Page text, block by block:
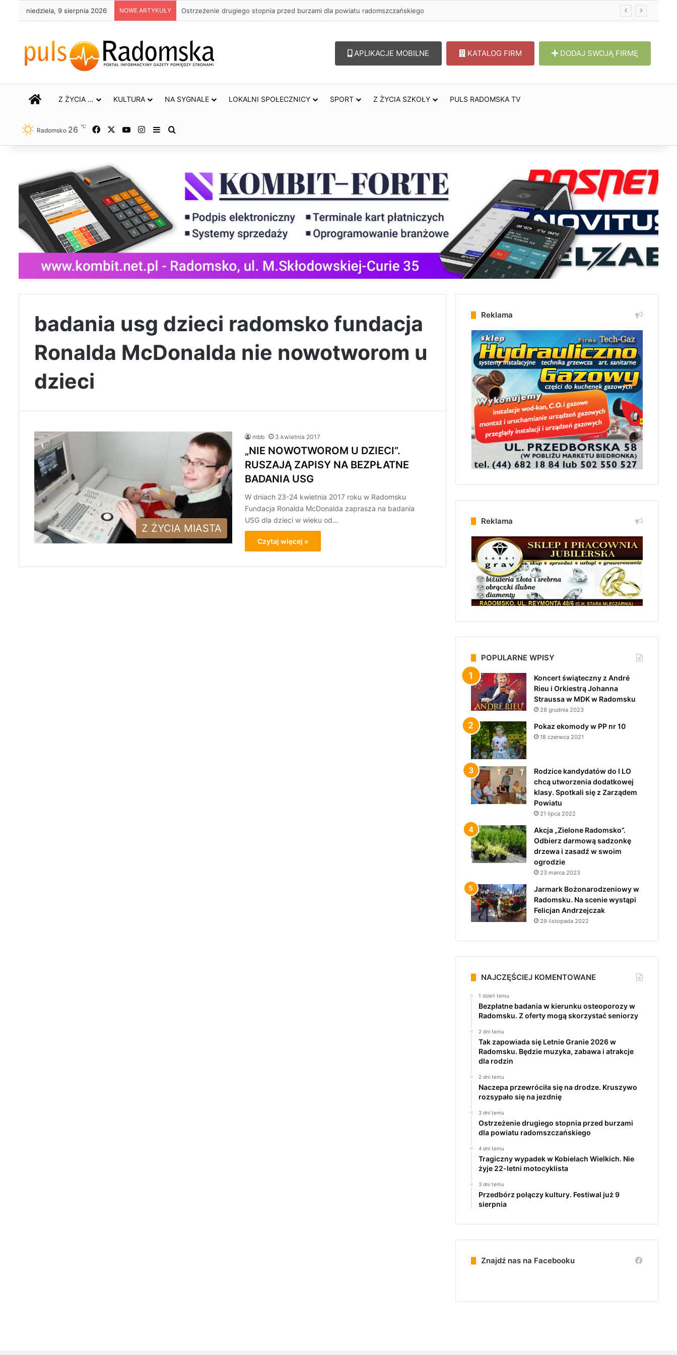
niedziela, 9 sierpnia 2026 NOWE ARTYKUŁY Ostrzeżenie drugiego stopnia przed burzami dla powiatu radomszczańskiego
APLIKACJE MOBILNE KATALOG FIRM DODAJ SWOJĄ FIRMĘ
STRONA GŁÓWNA
Z ŻYCIA … KULTURA NA SYGNALE LOKALNI SPOŁECZNICY SPORT Z ŻYCIA SZKOŁY PULS RADOMSKA TV
Radomsko 26 ℃ Facebook YouTubeInstagram
Sidebar
badania usg dzieci radomsko fundacja
Ronalda McDonalda nie nowotworom u
dzieci
Z ŻYCIA MIASTA
mbb 3 kwietnia 2017
„NIE NOWOTWOROM U DZIECI”.
RUSZAJĄ ZAPISY NA BEZPŁATNE
BADANIA USG
W dniach 23-24 kwietnia 2017 roku w Radomsku
Fundacja Ronalda McDonalda zaprasza na badania
USG dla dzieci w wieku od…
Czytaj więcej »
Reklama
Reklama
POPULARNE WPISY
Koncert świąteczny z André
Rieu i Orkiestrą Johanna
Straussa w MDK w Radomsku
28 grudnia 2023
Pokaz ekomody w PP nr 10
18 czerwca 2021
Rodzice kandydatów do I LO
chcą utworzenia dodatkowej
klasy. Spotkali się z Zarządem
Powiatu
21 lipca 2022
Akcja „Zielone Radomsko”.
Odbierz darmową sadzonkę
drzewa i zasadź w swoim
ogrodzie
23 marca 2023
Jarmark Bożonarodzeniowy w
Radomsku. Na scenie wystąpi
Felicjan Andrzejczak
29 listopada 2022
NAJCZĘŚCIEJ KOMENTOWANE
1 dzień temu
Bezpłatne badania w kierunku osteoporozy w
Radomsku. Z oferty mogą skorzystać seniorzy
2 dni temu
Tak zapowiada się Letnie Granie 2026 w
Radomsku. Będzie muzyka, zabawa i atrakcje
dla rodzin
2 dni temu
Naczepa przewróciła się na drodze. Kruszywo
rozsypało się na jezdnię
3 dni temu
Ostrzeżenie drugiego stopnia przed burzami
dla powiatu radomszczańskiego
4 dni temu
Tragiczny wypadek w Kobielach Wielkich. Nie
żyje 22-letni motocyklista
3 dni temu
Przedbórz połączy kultury. Festiwal już 9
sierpnia
Znajdź nas na Facebooku